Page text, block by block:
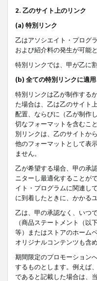
2. 乙のサイト上のリンク
(a) 特別リンク
乙はアソシエイト・プログ
および紹介料の発生が可能
特別リンクでは、甲が乙に
(b) 全ての特別リンクに適
特別リンクは乙が制作する
た場合は、乙は乙のサイト
配置、ならびに（乙が制作
切なフォーマットを含むこ
別リンクは、乙のサイトか
他のフォーマットとして表
ません。
乙が希望する場合、甲の承
ニターし最適化することが
イト・プログラムに関連し
に到着したときに、かかる
乙は、甲の承認なく、いつ
（商品ステートメント（
等）またはストアのホーム
オリジナルコンテンツも含
期間限定のプロモーション
するものとします。例えば
であると記載した場合は、